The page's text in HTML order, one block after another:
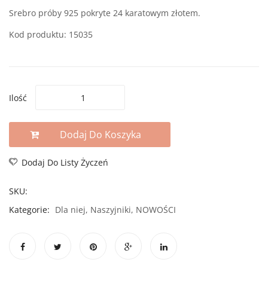
Srebro próby 925 pokryte 24 karatowym złotem.
Kod produktu: 15035
Ilość
Dodaj Do Koszyka
Dodaj Do Listy Życzeń
SKU:
Kategorie: Dla niej, Naszyjniki, NOWOŚCI